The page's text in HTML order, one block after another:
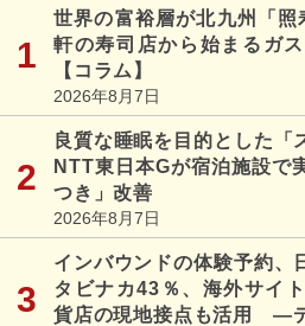
世界の富裕層が北九州「
軒の寿司店から始まるガ
【コラム】
2026年8月7日
良質な睡眠を目的とした「
NTT東日本Gが宿泊施設で
つき」改善
2026年8月7日
インバウンドの体験予約、
タビナカ43％、海外サイ
貨店の現地接点も活用 ―